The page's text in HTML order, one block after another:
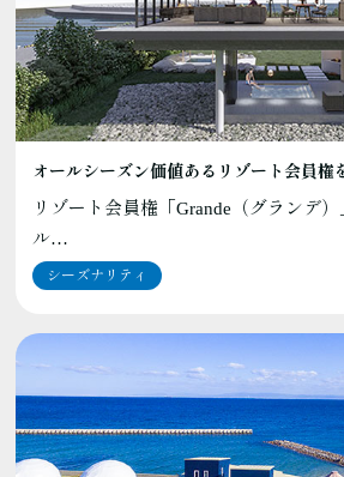
オールシーズン価値あるリゾート会員権
リゾート会員権「Grande（グランデ
ル…
シーズナリティ